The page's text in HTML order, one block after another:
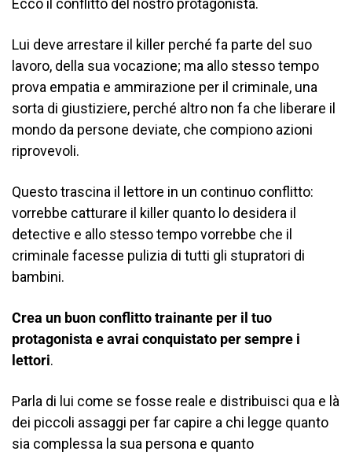
Ecco il conflitto del nostro protagonista.
Lui deve arrestare il killer perché fa parte del suo
lavoro, della sua vocazione; ma allo stesso tempo
prova empatia e ammirazione per il criminale, una
sorta di giustiziere, perché altro non fa che liberare il
mondo da persone deviate, che compiono azioni
riprovevoli.
Questo trascina il lettore in un continuo conflitto:
vorrebbe catturare il killer quanto lo desidera il
detective e allo stesso tempo vorrebbe che il
criminale facesse pulizia di tutti gli stupratori di
bambini.
Crea un buon conflitto trainante per il tuo
protagonista e avrai conquistato per sempre i
lettori.
Parla di lui come se fosse reale e distribuisci qua e là
dei piccoli assaggi per far capire a chi legge quanto
sia complessa la sua persona e quanto